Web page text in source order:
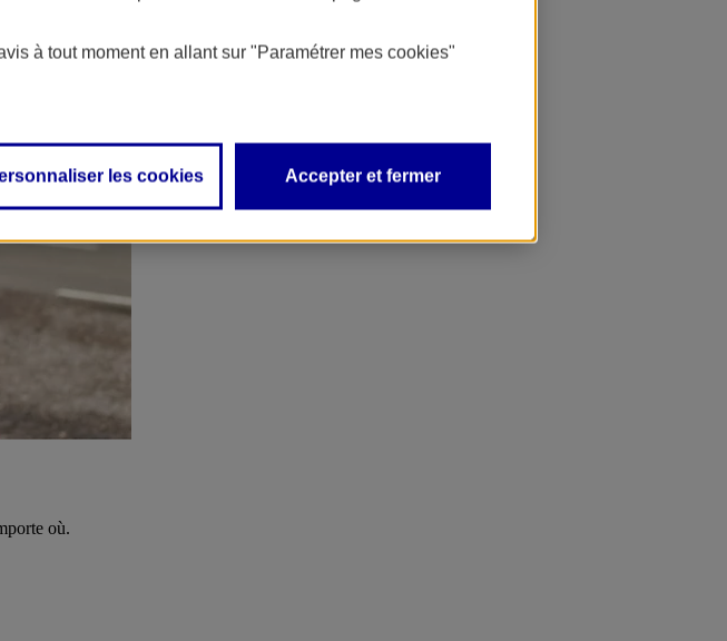
où.
à tout moment en allant sur "Paramétrer mes cookies"
les cookies Accepter et fermer